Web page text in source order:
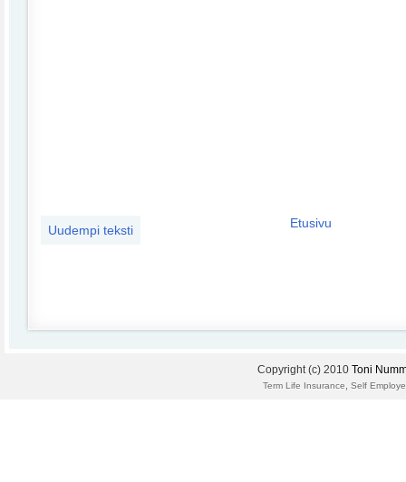
Uudempi teksti Etusivu
Copyright (c) 2010 Toni
Term Life Insurance Self